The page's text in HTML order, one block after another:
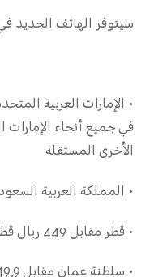
سيتوفر الهاتف الجديد
في جميع أنحاء الإمارات
الأخرى المستقلة
• المملكة العربية السعودية مقابل
• قطر مقابل 449 ريال قطري